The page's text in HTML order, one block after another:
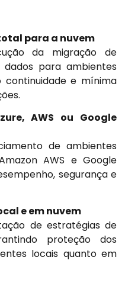
para a nuvem
da migração de
dados para ambientes
continuidade e mínima
AWS ou Google
de ambientes
AWS e Google
segurança e
e em nuvem
de estratégias de
proteção dos
locais quanto em